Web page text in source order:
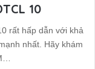
10
rất hấp dẫn với khả
nhất. Hãy khám